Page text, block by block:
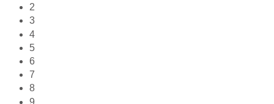
2
3
4
5
6
7
8
9